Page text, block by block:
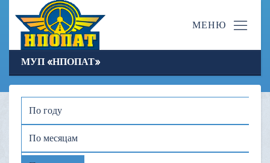
МУП «НПОПАТ»
По году
По месяцам